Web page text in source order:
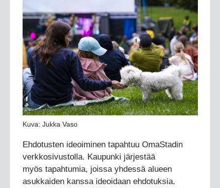
Kuva: Jukka Vaso
Ehdotusten ideoiminen tapahtuu OmaStadin
verkkosivustolla. Kaupunki järjestää
myös tapahtumia, joissa yhdessä alueen
asukkaiden kanssa ideoidaan ehdotuksia.